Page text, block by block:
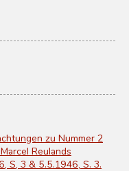
zu Nummer 2
Reulands
S, 3 & 5.5.1946, S. 3.